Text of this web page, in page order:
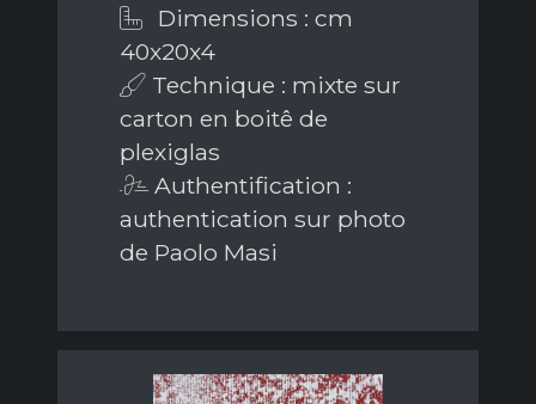
Dimensions : cm
40x20x4
Technique : mixte sur
carton en boitê de
plexiglas
Authentification :
authentication sur photo
de Paolo Masi